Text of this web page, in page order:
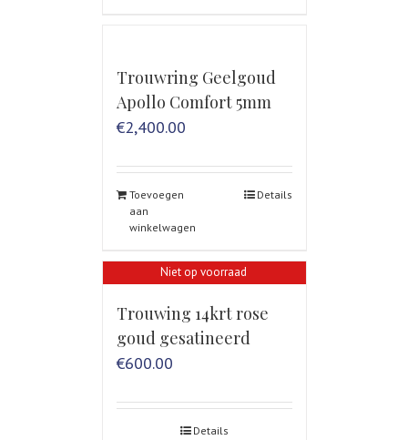
Trouwring Geelgoud
Apollo Comfort 5mm
€2,400.00
Toevoegen
aan
winkelwagen
Details
Niet op voorraad
Trouwing 14krt rose
goud gesatineerd
€600.00
Details